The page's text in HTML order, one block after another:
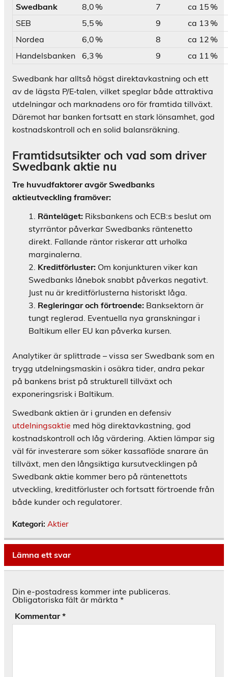
Swedbank 8,0 % 7
ca 15 %
SEB
5,5 % 9
ca 13 %
Nordea
6,0 % 8
ca 12 %
Handelsbanken
6,3 % 9 ca 11 %
Swedbank har alltså högst direktavkastning och ett
av de lägsta P/E‑talen, vilket speglar både attraktiva
utdelningar och marknadens oro för framtida tillväxt.
Däremot har banken fortsatt en stark lönsamhet, god
kostnadskontroll och en solid balansräkning.
Framtidsutsikter och vad som driver
Swedbank aktie nu
Tre huvudfaktorer avgör Swedbanks
aktieutveckling framöver:
Ränteläget: Riksbankens och ECB:s beslut om
styrräntor påverkar Swedbanks räntenetto
direkt. Fallande räntor riskerar att urholka
marginalerna.
Kreditförluster: Om konjunkturen viker kan
Swedbanks lånebok snabbt påverkas negativt.
Just nu är kreditförlusterna historiskt låga.
Regleringar och förtroende: Banksektorn är
tungt reglerad. Eventuella nya granskningar i
Baltikum eller EU kan påverka kursen.
Analytiker är splittrade – vissa ser Swedbank som en
trygg utdelningsmaskin i osäkra tider, andra pekar
på bankens brist på strukturell tillväxt och
exponeringsrisk i Baltikum.
Swedbank aktien är i grunden en defensiv
utdelningsaktie med hög direktavkastning, god
kostnadskontroll och låg värdering. Aktien lämpar sig
väl för investerare som söker kassaflöde snarare än
tillväxt, men den långsiktiga kursutvecklingen på
Swedbank aktie kommer bero på räntenettots
utveckling, kreditförluster och fortsatt förtroende från
både kunder och regulatorer.
Kategori: Aktier
Lämna ett svar
Din e-postadress kommer inte publiceras.
Obligatoriska fält är märkta *
Kommentar*